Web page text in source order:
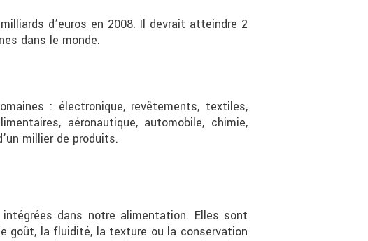
d’euros en 2008. Il devrait atteindre 2
dans le monde.
: électronique, revêtements, textiles,
aéronautique, automobile, chimie,
millier de produits.
dans notre alimentation. Elles sont
goût, la fluidité, la texture ou la conservation